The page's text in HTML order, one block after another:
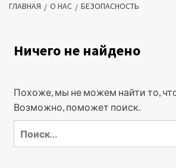
ГЛАВНАЯ О НАС БЕЗОПАСНОСТЬ
Ничего не найдено
Похоже, мы не можем найти то,
Возможно, поможет поиск.